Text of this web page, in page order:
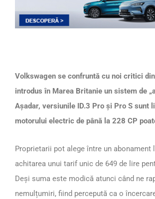
Volkswagen se confruntă cu noi critici
introdus în Marea Britanie un sistem de
Așadar, versiunile ID.3 Pro și Pro S sunt
motorului electric de până la 228 CP
Proprietarii pot alege între un abonament
achitarea unui tarif unic de 649 de lire
Deși suma este modică atunci când ne
nemulțumiri, fiind percepută ca o